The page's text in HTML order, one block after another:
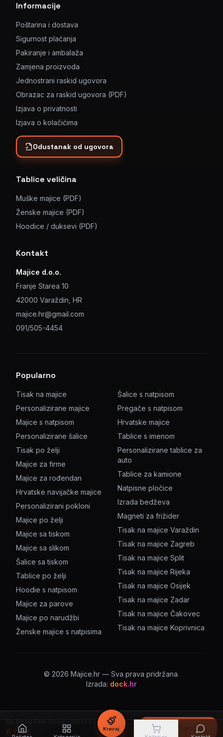
Do Good Feel Good – šalica s natpisom
6.00€ U košaricu
Informacije
Poštarina i dostava
Sigurnost plaćanja
Pakiranje i ambalaža
Zamjena proizvoda
Jednostrani raskid ugovora
Obrazac za raskid ugovora (PDF)
Izjava o privatnosti
Izjava o kolačićima
Odustanak od ugovora
Tablice veličina
Muške majice (PDF)
Ženske majice (PDF)
Hoodice / duksevi (PDF)
Kontakt
Majice d.o.o.
Franje Starea 10
42000 Varaždin, HR
majice.hr@gmail.com
091/505-4454
Popularno
Tisak na majice
Personalizirane majice
Majice s natpisom
Personalizirane šalice
Tisak po želji
Majice za firme
Majice za rođendan
Hrvatske navijačke majice
Personalizirani pokloni
Majice po želji
Majice sa tiskom
Majice sa slikom
Šalice sa tiskom
Tablice po želji
Hoodie s natpisom
Majice za parove
Majice po narudžbi
Ženske majice s natpisima
Šalice s natpisom
Pregače s natpisom
Hrvatske majice
Tablice s imenom
Personalizirane tablice za
auto
Tablice za kamione
Natpisne pločice
Izrada bedževa
Magneti za frižider
Tisak na majice Varaždin
Tisak na majice Zagreb
Tisak na majice Split
Tisak na majice Rijeka
Tisak na majice Osijek
Tisak na majice Zadar
Tisak na majice Čakovec
Tisak na majice Koprivnica
© 2026 Majice.hr — Sva prava pridržana.
Izrada: dock.hr
Kreiraj